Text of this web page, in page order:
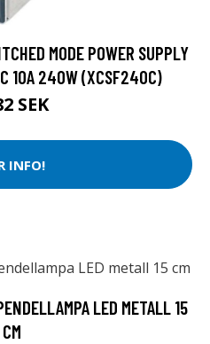
MODE POWER SUPPLY
10A 240W (XCSF240C)
SEK
INFO!
LED METALL 15
CM